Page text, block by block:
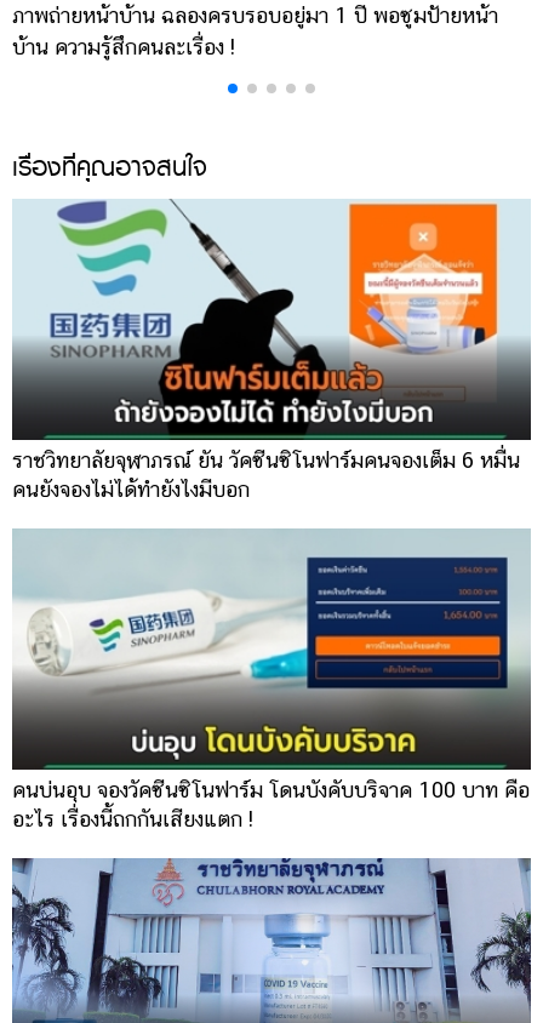
ภาพถ่ายหน้าบ้าน ฉลองครบรอบอยู่มา 1 ปี พอซูมป้ายหน้า
บ้าน ความรู้สึกคนละเรื่อง !
เรื่องที่คุณอาจสนใจ
ราชวิทยาลัยจุฬาภรณ์ ยัน วัคซีนซิโนฟาร์มคนจองเต็ม 6 หมื่น
คนยังจองไม่ได้ทำยังไงมีบอก
คนบ่นอุบ จองวัคซีนซิโนฟาร์ม โดนบังคับบริจาค 100 บาท คือ
อะไร เรื่องนี้ถกกันเสียงแตก !